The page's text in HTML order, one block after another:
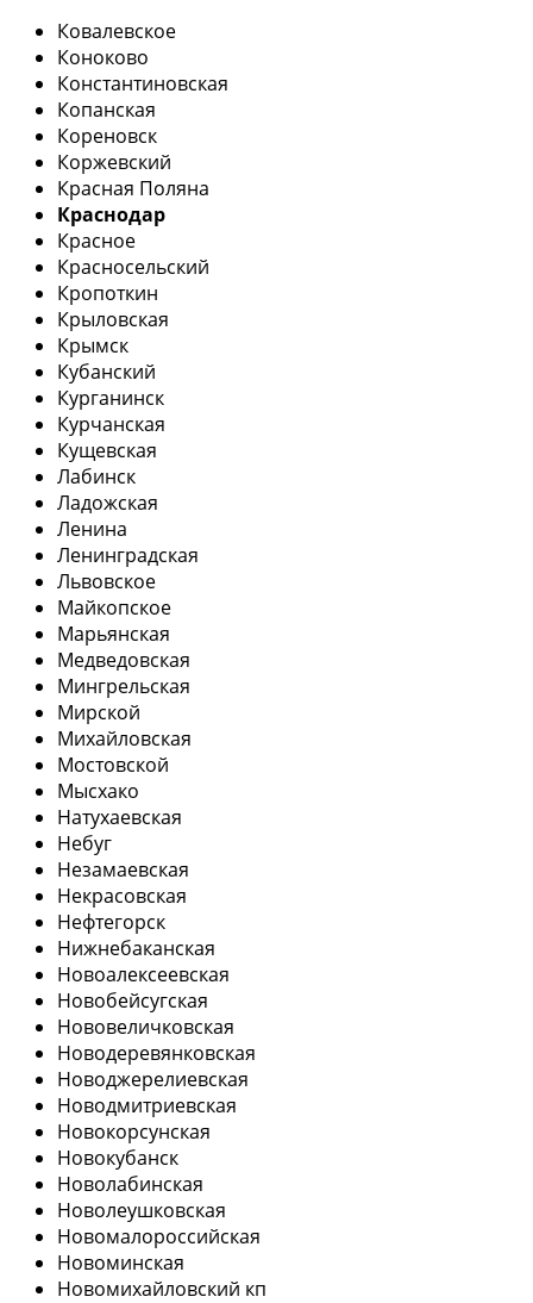
Ковалевское
Коноково
Константиновская
Копанская
Кореновск
Коржевский
Красная Поляна
Краснодар
Красное
Красносельский
Кропоткин
Крыловская
Крымск
Кубанский
Курганинск
Курчанская
Кущевская
Лабинск
Ладожская
Ленина
Ленинградская
Львовское
Майкопское
Марьянская
Медведовская
Мингрельская
Мирской
Михайловская
Мостовской
Мысхако
Натухаевская
Небуг
Незамаевская
Некрасовская
Нефтегорск
Нижнебаканская
Новоалексеевская
Новобейсугская
Нововеличковская
Новодеревянковская
Новоджерелиевская
Новодмитриевская
Новокорсунская
Новокубанск
Новолабинская
Новолеушковская
Новомалороссийская
Новоминская
Новомихайловский кп